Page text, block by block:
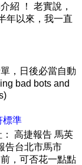
紹 ！ 老實說，
年以來，我一直
，日後必當自動
bad bots and
標準
高捷報告 馬英
告台北市馬市
，可否花一點點